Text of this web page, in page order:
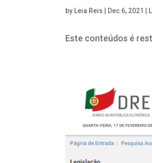
by Leia Reis Dec 6, 2021
Este conteúdos é